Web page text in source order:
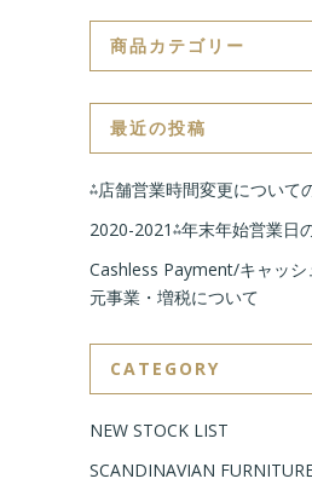
商品カテゴリー
最近の投稿
⁂店舗営業時間変更について
2020-2021⁂年末年始営業日
Cashless Payment/キャッシ
元事業・増税について
CATEGORY
NEW STOCK LIST
SCANDINAVIAN